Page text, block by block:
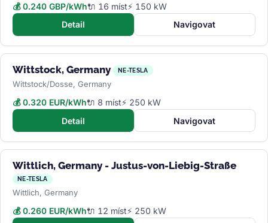
💰 0.240 GBP/kWh🔌 16 míst⚡ 150 kW
Detail
Navigovat
Wittstock, Germany NE-TESLA
Wittstock/Dosse, Germany
💰 0.320 EUR/kWh🔌 8 míst⚡ 250 kW
Detail
Navigovat
Wittlich, Germany - Justus-von-Liebig-Straße
NE-TESLA
Wittlich, Germany
💰 0.260 EUR/kWh🔌 12 míst⚡ 250 kW